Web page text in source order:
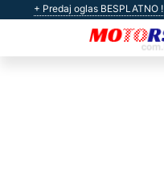
+ Predaj oglas BESPLATNO !